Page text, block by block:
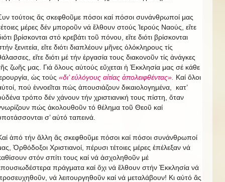
τούτοις ἄς σκεφθοῦμε πόσοι καί πόσοι συνάνθρωποί μας
μέρες δέν μποροῦν νά ἔλθουν στούς Ἱερούς Ναούς, εἴτε
βρίσκονται στό κρεβάτι τοῦ πόνου, εἴτε διότι βρίσκονται
ξενιτεία, εἴτε διότι διαπλέουν μῆνες ὁλόκληρους τίς
εἴτε διότι μέ τήν ἐργασία τους διακονοῦν τίς ἀνάγκες
ζωῆς μας. Γιά ὅλους αὐτούς εὔχεται ἡ Ἐκκλησία μας σέ κάθε
ὡς τούς «δι’ εὐλόγους αἰτίας ἀπολειφθέντας». Καί ὅλοι
πού ἐννοεῖται πώς ἀπουσιάζουν δικαιολογημένα, κατ’
τρόπο δέν χάνουν τήν χριστιανική τους πίστη, ὅταν
πώς ἀκολουθοῦν τό θέλημα τοῦ Θεοῦ καί
σ’ αὐτό ταπεινά.
ἀπό τήν ἄλλη ἄς σκεφθοῦμε πόσοι καί πόσοι συνάνθρωποί
Ὀρθόδοξοι Χριστιανοί, πέρυσι τέτοιες μέρες ἐπέλεξαν νά
στόν σπίτι τους καί νά ἀσχοληθοῦν μέ
πράγματα καί ὄχι νά ἔλθουν στήν Ἐκκλησία νά
νά λειτουργηθοῦν καί νά μεταλάβουν! Κι αὐτό ἄς